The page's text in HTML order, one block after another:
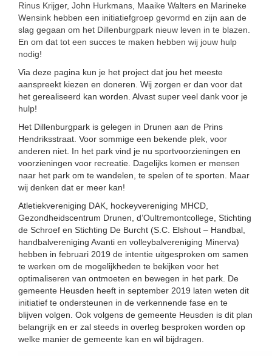
Rinus Krijger, John Hurkmans, Maaike Walters en Marineke
Wensink hebben een initiatiefgroep gevormd en zijn aan de
slag gegaan om het Dillenburgpark nieuw leven in te blazen.
En om dat tot een succes te maken hebben wij jouw hulp
nodig!
Via deze pagina kun je het project dat jou het meeste
aanspreekt kiezen en doneren. Wij zorgen er dan voor dat
het gerealiseerd kan worden. Alvast super veel dank voor je
hulp!
Het Dillenburgpark is gelegen in Drunen aan de Prins
Hendriksstraat. Voor sommige een bekende plek, voor
anderen niet. In het park vind je nu sportvoorzieningen en
voorzieningen voor recreatie. Dagelijks komen er mensen
naar het park om te wandelen, te spelen of te sporten. Maar
wij denken dat er meer kan!
Atletiekvereniging DAK, hockeyvereniging MHCD,
Gezondheidscentrum Drunen, d’Oultremontcollege, Stichting
de Schroef en Stichting De Burcht (S.C. Elshout – Handbal,
handbalvereniging Avanti en volleybalvereniging Minerva)
hebben in februari 2019 de intentie uitgesproken om samen
te werken om de mogelijkheden te bekijken voor het
optimaliseren van ontmoeten en bewegen in het park. De
gemeente Heusden heeft in september 2019 laten weten dit
initiatief te ondersteunen in de verkennende fase en te
blijven volgen. Ook volgens de gemeente Heusden is dit plan
belangrijk en er zal steeds in overleg besproken worden op
welke manier de gemeente kan en wil bijdragen.